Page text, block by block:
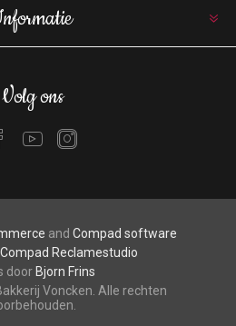
Volg ons
and Compad software
Compad Reclamestudio
door Bjorn Frins
Voncken. Alle rechten